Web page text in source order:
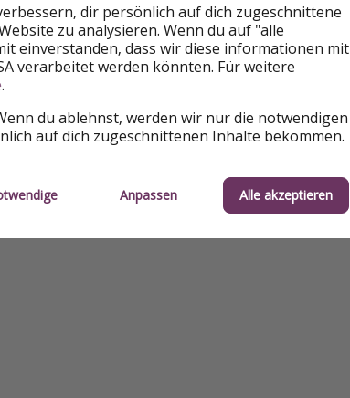
dir persönlich auf dich zugeschnittene
zu analysieren. Wenn du auf "alle
einverstanden, dass wir diese informationen mit
verarbeitet werden könnten. Für weitere
.
du ablehnst, werden wir nur die notwendigen
auf dich zugeschnittenen Inhalte bekommen.
Anpassen Alle akzeptieren